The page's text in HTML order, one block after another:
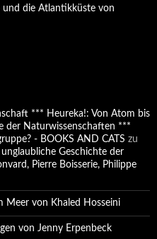
und die Atlantikküste von
*** Heureka!: Von Atom bis
der Naturwissenschaften ***
- BOOKS AND CATS zu
Geschichte der
Pierre Boisserie, Philippe
Meer von Khaled Hosseini
von Jenny Erpenbeck